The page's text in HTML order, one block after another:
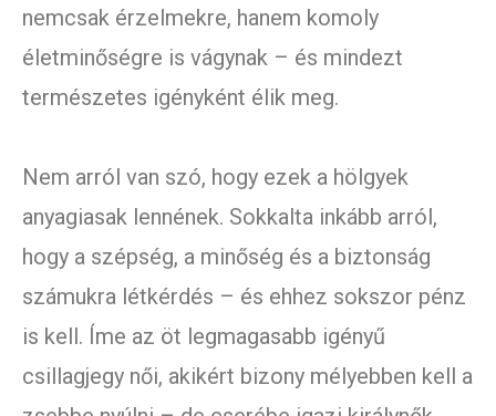
nemcsak érzelmekre, hanem komoly
életminőségre is vágynak – és mindezt
természetes igényként élik meg.
Nem arról van szó, hogy ezek a hölgyek
anyagiasak lennének. Sokkalta inkább arról,
hogy a szépség, a minőség és a biztonság
számukra létkérdés – és ehhez sokszor pénz
is kell. Íme az öt legmagasabb igényű
csillagjegy női, akikért bizony mélyebben kell a